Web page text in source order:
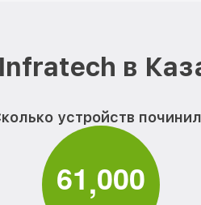
в
устройств
61,000